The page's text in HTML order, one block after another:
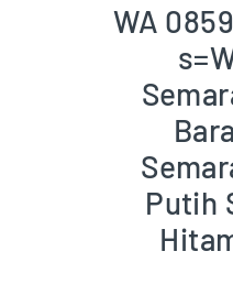
WA
Putih